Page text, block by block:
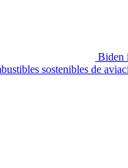
Biden
sostenibles de